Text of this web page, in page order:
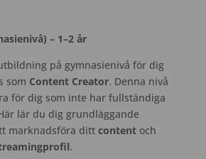
– 1–2 år
på gymnasienivå för dig
som Content Creator. Denna nivå
för dig som inte har fullständiga
lär du dig grundläggande
marknadsföra ditt contentoch
.